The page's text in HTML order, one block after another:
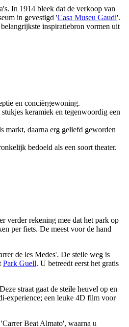
In 1914 bleek dat de verkoop van
in gevestigd 'Casa Museu Gaudi'.
inspiratiebron vormen uit
en conciërgewoning.
keramiek en tegenwoordig een
markt, daarna erg geliefd geworden
bedoeld als een soort theater.
verder rekening mee dat het park op
per fiets. De meest voor de hand
de les Medes'. De steile weg is
Park Guell. U betreedt eerst het gratis
straat gaat de steile heuvel op en
experience; een leuke 4D film voor
Beat Almato', waarna u